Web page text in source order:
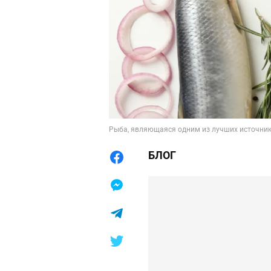
Рыба, являющаяся одним из лучших
БЛОГ